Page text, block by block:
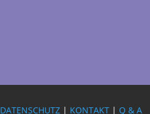
DATENSCHUTZ | KONTAKT | Q & A